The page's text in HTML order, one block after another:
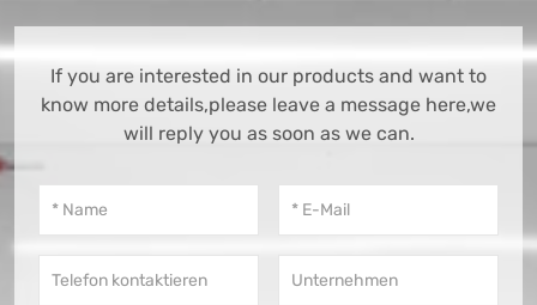
If you are interested in our products and want to
know more details,please leave a message here,we
will reply you as soon as we can.